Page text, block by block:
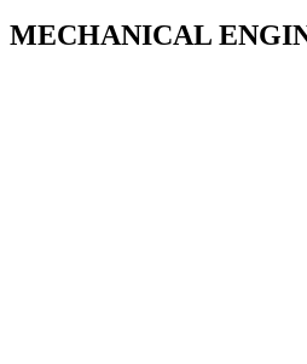
MECHANICAL